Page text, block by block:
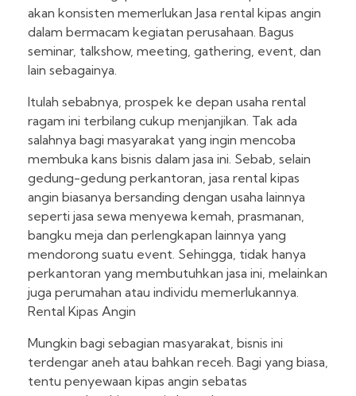
akan konsisten memerlukan Jasa rental kipas angin
dalam bermacam kegiatan perusahaan. Bagus
seminar, talkshow, meeting, gathering, event, dan
lain sebagainya.
Itulah sebabnya, prospek ke depan usaha rental
ragam ini terbilang cukup menjanjikan. Tak ada
salahnya bagi masyarakat yang ingin mencoba
membuka kans bisnis dalam jasa ini. Sebab, selain
gedung-gedung perkantoran, jasa rental kipas
angin biasanya bersanding dengan usaha lainnya
seperti jasa sewa menyewa kemah, prasmanan,
bangku meja dan perlengkapan lainnya yang
mendorong suatu event. Sehingga, tidak hanya
perkantoran yang membutuhkan jasa ini, melainkan
juga perumahan atau individu memerlukannya.
Rental Kipas Angin
Mungkin bagi sebagian masyarakat, bisnis ini
terdengar aneh atau bahkan receh. Bagi yang biasa,
tentu penyewaan kipas angin sebatas